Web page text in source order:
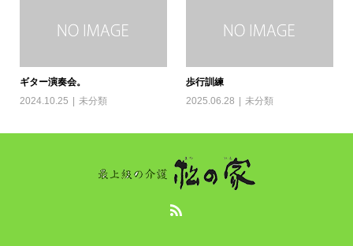
ギター演奏会。
2024.10.25
未分類
歩行訓練
2025.06.28
未分類